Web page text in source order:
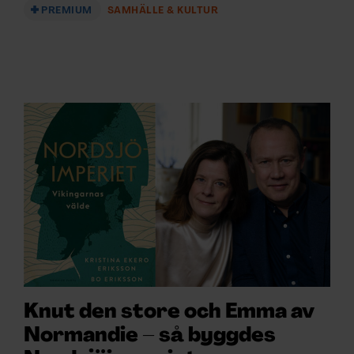
PREMIUM SAMHÄLLE & KULTUR
Knut den store och Emma av
Normandie – så byggdes